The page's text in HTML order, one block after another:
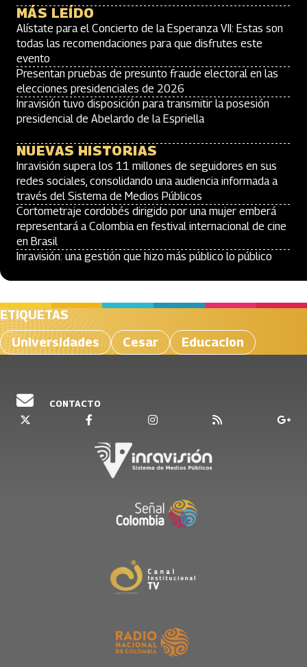
MÁS LEÍDO
Alístate para el Concierto de la Esperanza VII: Estas son
todas las recomendaciones para que disfrutes este
evento
Presentan pruebas de presunto fraude electoral en las
elecciones presidenciales de 2026
Inravisión tuvo disposición para transmitir la posesión
presidencial de Abelardo de la Espriella
NUEVAS HISTORIAS
Inravisión supera los 11 millones de seguidores en sus
redes sociales, consolidando una audiencia informada a
través del Sistema de Medios Públicos
Cortometraje cordobés dirigido por una mujer emberá
representará a Colombia en festival internacional de cine
en Brasil
Inravisión: una gestión que hizo más público lo público
ETIQUETAS
Universidades
Cesar Educacion
CONTACTO